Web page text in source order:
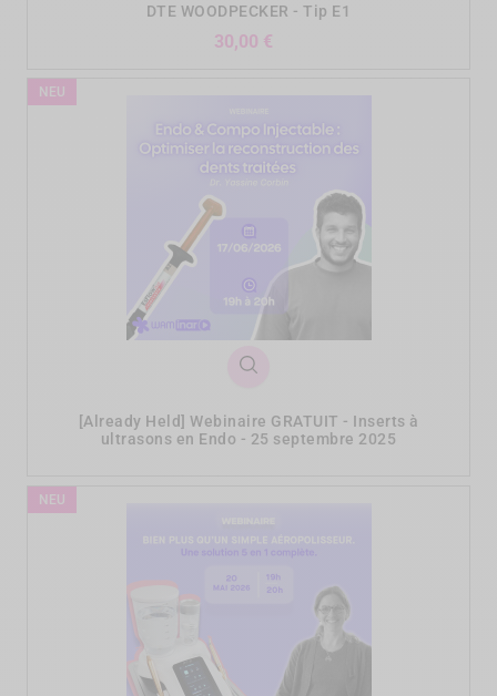
DTE WOODPECKER - Tip E1
30,00 €
NEU
[Already Held] Webinaire GRATUIT - Inserts à
ultrasons en Endo - 25 septembre 2025
NEU